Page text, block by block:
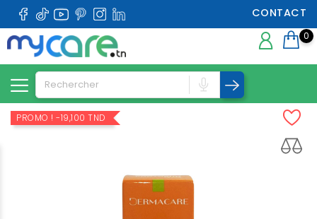
CONTACT
0
PROMO ! -19,100 TND